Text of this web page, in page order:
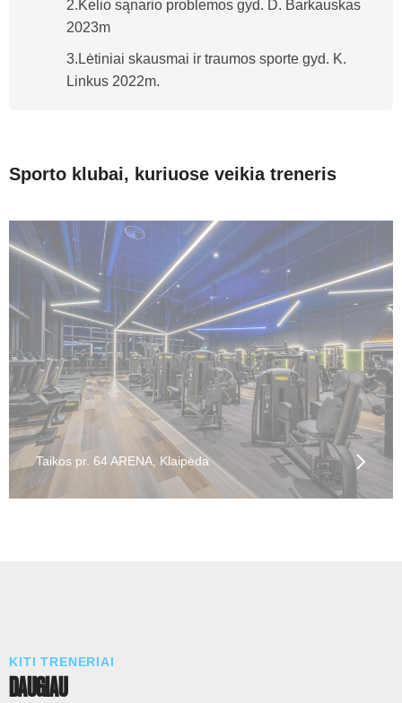
2.Kelio sąnario problemos gyd. D. Barkauskas
2023m
3.Lėtiniai skausmai ir traumos sporte gyd. K.
Linkus 2022m.
Sporto klubai, kuriuose veikia treneris
Taikos pr. 64 ARENA, Klaipėda
KITI TRENERIAI
DAUGIAU